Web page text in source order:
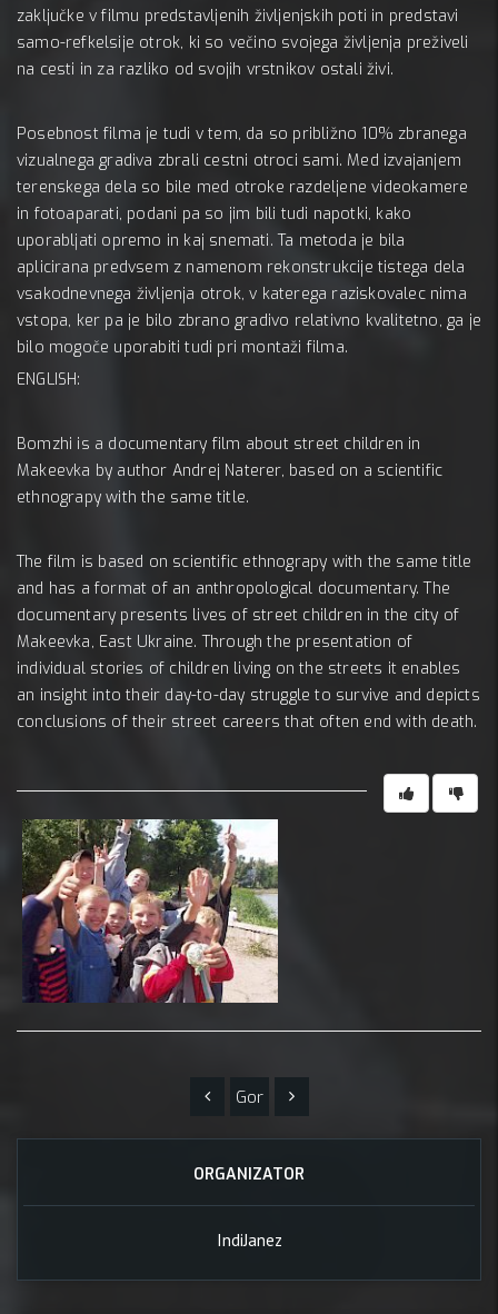
zaključke v filmu predstavljenih življenjskih poti in predstavi
samo-refkelsije otrok, ki so večino svojega življenja preživeli
na cesti in za razliko od svojih vrstnikov ostali živi.
Posebnost filma je tudi v tem, da so približno 10% zbranega
vizualnega gradiva zbrali cestni otroci sami. Med izvajanjem
terenskega dela so bile med otroke razdeljene videokamere
in fotoaparati, podani pa so jim bili tudi napotki, kako
uporabljati opremo in kaj snemati. Ta metoda je bila
aplicirana predvsem z namenom rekonstrukcije tistega dela
vsakodnevnega življenja otrok, v katerega raziskovalec nima
vstopa, ker pa je bilo zbrano gradivo relativno kvalitetno, ga je
bilo mogoče uporabiti tudi pri montaži filma.
ENGLISH:
Bomzhi is a documentary film about street children in
Makeevka by author Andrej Naterer, based on a scientific
ethnograpy with the same title.
The film is based on scientific ethnograpy with the same title
and has a format of an anthropological documentary. The
documentary presents lives of street children in the city of
Makeevka, East Ukraine. Through the presentation of
individual stories of children living on the streets it enables
an insight into their day-to-day struggle to survive and depicts
conclusions of their street careers that often end with death.
Gor
ORGANIZATOR
IndiJanez